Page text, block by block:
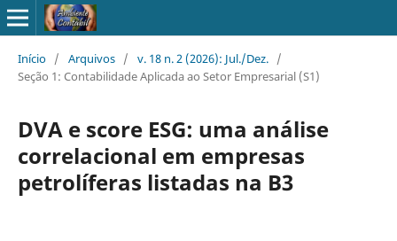
Início / Arquivos / v. 18 n. 2 (2026): Jul./Dez. /
Seção 1: Contabilidade Aplicada ao Setor Empresarial (S1)
DVA e score ESG: uma análise
correlacional em empresas
petrolíferas listadas na B3